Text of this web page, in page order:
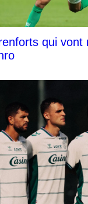
qui vont